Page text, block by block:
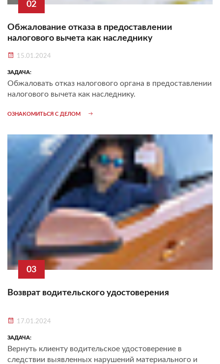
02
Обжалование отказа в предоставлении
налогового вычета как наследнику
15.01.2024
ЗАДАЧА:
Обжаловать отказ налогового органа в предоставлении
налогового вычета как наследнику.
ОЗНАКОМИТЬСЯ С ДЕЛОМ
03
Возврат водительского удостоверения
17.01.2024
ЗАДАЧА:
Вернуть клиенту водительское удостоверение в
следствии выявленных нарушений материального и